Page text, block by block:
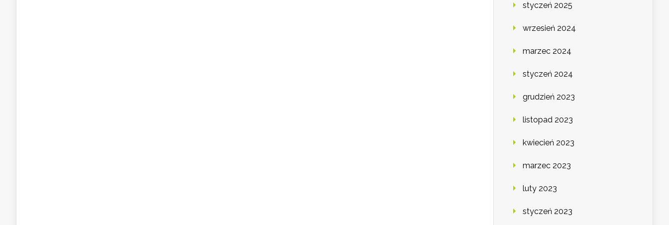
styczeń 2025
wrzesień 2024
marzec 2024
styczeń 2024
grudzień 2023
listopad 2023
kwiecień 2023
marzec 2023
luty 2023
styczeń 2023